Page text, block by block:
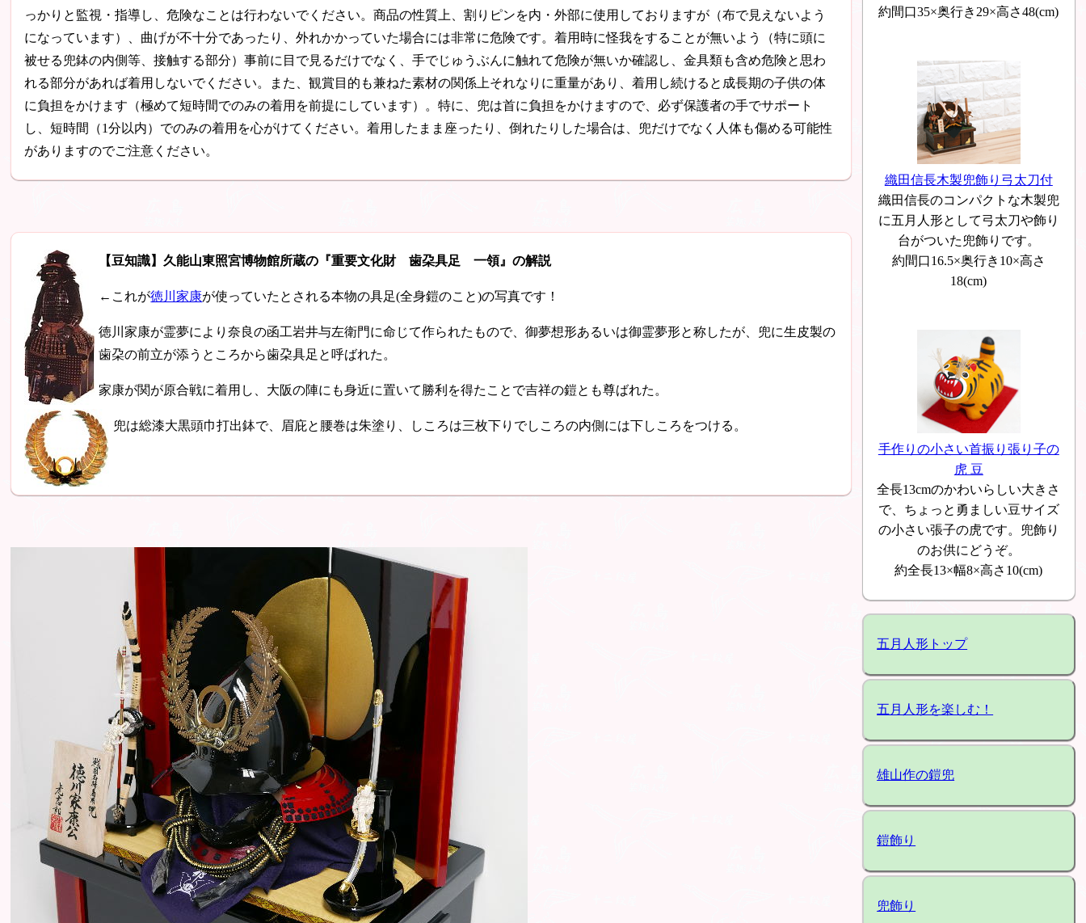
っかりと監視・指導し、危険なことは行わないでください。商品の性質上、割りピンを内・外部に使用しておりますが（布で見えないよう
になっています）、曲げが不十分であったり、外れかかっていた場合には非常に危険です。着用時に怪我をすることが無いよう（特に頭に
被せる兜鉢の内側等、接触する部分）事前に目で見るだけでなく、手でじゅうぶんに触れて危険が無いか確認し、金具類も含め危険と思わ
れる部分があれば着用しないでください。また、観賞目的も兼ねた素材の関係上それなりに重量があり、着用し続けると成長期の子供の体
に負担をかけます（極めて短時間でのみの着用を前提にしています）。特に、兜は首に負担をかけますので、必ず保護者の手でサポート
し、短時間（1分以内）でのみの着用を心がけてください。着用したまま座ったり、倒れたりした場合は、兜だけでなく人体も傷める可能性
がありますのでご注意ください。
【豆知識】久能山東照宮博物館所蔵の『重要文化財 歯朶具足 一領』の解説
←これが徳川家康が使っていたとされる本物の具足(全身鎧のこと)の写真です！
徳川家康が霊夢により奈良の函工岩井与左衛門に命じて作られたもので、御夢想形あるいは御霊夢形と称したが、兜に生皮製の
歯朶の前立が添うところから歯朶具足と呼ばれた。
家康が関が原合戦に着用し、大阪の陣にも身近に置いて勝利を得たことで吉祥の鎧とも尊ばれた。
兜は総漆大黒頭巾打出鉢で、眉庇と腰巻は朱塗り、しころは三枚下りでしころの内側には下しころをつける。
約間口35×奥行き29×高さ48(cm)
織田信長木製兜飾り弓太刀付
織田信長のコンパクトな木製兜
に五月人形として弓太刀や飾り
台がついた兜飾りです。
約間口16.5×奥行き10×高さ
18(cm)
手作りの小さい首振り張り子の
虎 豆
全長13cmのかわいらしい大きさ
で、ちょっと勇ましい豆サイズ
の小さい張子の虎です。兜飾り
のお供にどうぞ。
約全長13×幅8×高さ10(cm)
五月人形トップ
五月人形を楽しむ！
雄山作の鎧兜
鎧飾り
兜飾り